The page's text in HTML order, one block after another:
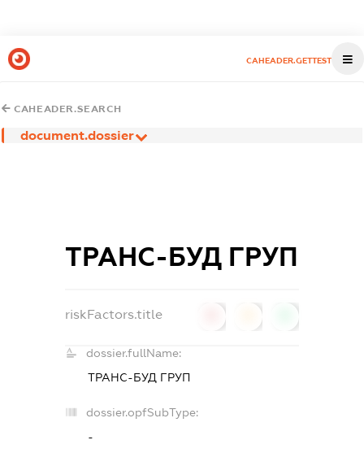
CAHEADER.GETTEST
CAHEADER.SEARCH
document.dossier
ТРАНС-БУД ГРУП
riskFactors.title
dossier.fullName:
ТРАНС-БУД ГРУП
dossier.opfSubType:
-